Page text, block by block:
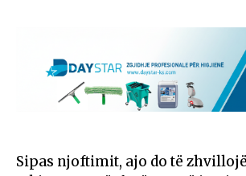
Sipas njoftimit, ajo do të